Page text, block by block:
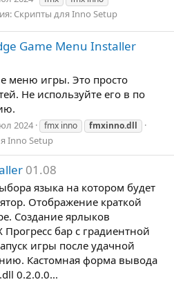
Скрипты для Inno Setup
Game Menu Installer
меню игры. Это просто
Не используйте его в по
2024 fmx inno fmxinno.dll
Inno Setup
01.08
языка на котором будет
Отображение краткой
Создание ярлыков
бар с градиентной
игры после удачной
Кастомная форма вывода
0.2.0.0...